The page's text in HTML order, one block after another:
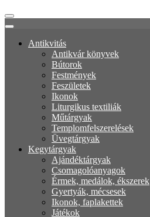
Antikvitás
Antikvár könyvek
Bútorok
Festmények
Feszületek
Ikonok
Liturgikus textiliák
Műtárgyak
Templomfelszerelések
Üvegtárgyak
Kegytárgyak
Ajándéktárgyak
Csomagolóanyagok
Érmek, medálok, ékszerek
Gyertyák, mécsesek
Ikonok, faplakettek
Játékok